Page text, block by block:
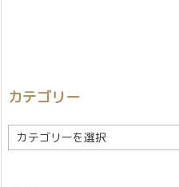
カテゴリー
カ
テ